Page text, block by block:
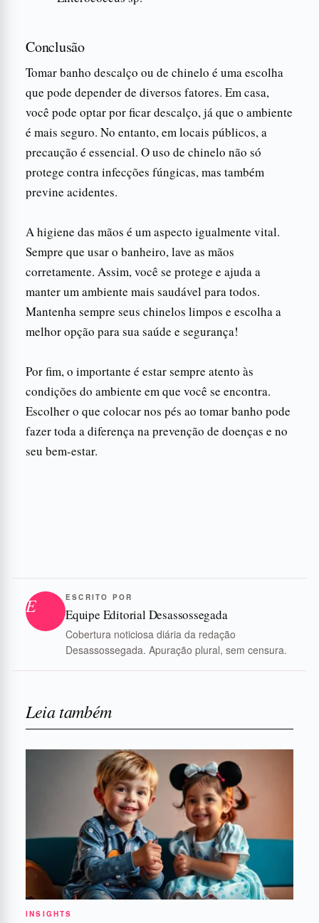
Conclusão
Tomar banho descalço ou de chinelo é uma escolha
que pode depender de diversos fatores. Em casa,
você pode optar por ficar descalço, já que o ambiente
é mais seguro. No entanto, em locais públicos, a
precaução é essencial. O uso de chinelo não só
protege contra infecções fúngicas, mas também
previne acidentes.
A higiene das mãos é um aspecto igualmente vital.
Sempre que usar o banheiro, lave as mãos
corretamente. Assim, você se protege e ajuda a
manter um ambiente mais saudável para todos.
Mantenha sempre seus chinelos limpos e escolha a
melhor opção para sua saúde e segurança!
Por fim, o importante é estar sempre atento às
condições do ambiente em que você se encontra.
Escolher o que colocar nos pés ao tomar banho pode
fazer toda a diferença na prevenção de doenças e no
seu bem-estar.
E ESCRITO POR
Equipe Editorial Desassossegada
Cobertura noticiosa diária da redação
Desassossegada. Apuração plural, sem censura.
Leia também
INSIGHTS